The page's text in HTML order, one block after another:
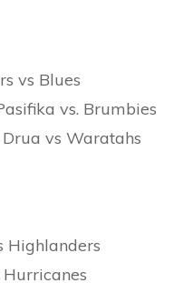
vs Blues
vs. Brumbies
vs Waratahs
Highlanders
Hurricanes